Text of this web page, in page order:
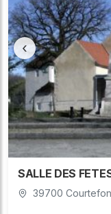
‹
SALLE DES
39700